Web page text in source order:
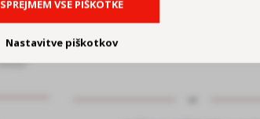
SPREJMEM VSE PIŠKOTKE
Nastavitve piškotkov